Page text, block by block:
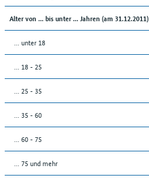
Alter von ... bis unter ... Jahren (am 31.12.2011)
... unter 18
... 18 - 25
... 25 - 35
... 35 - 60
... 60 - 75
... 75 und mehr